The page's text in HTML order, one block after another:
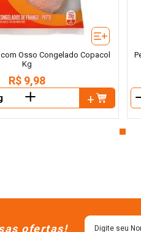
Osso Congelado Copacol
Kg
R$ 9,98
＋
ofertas!